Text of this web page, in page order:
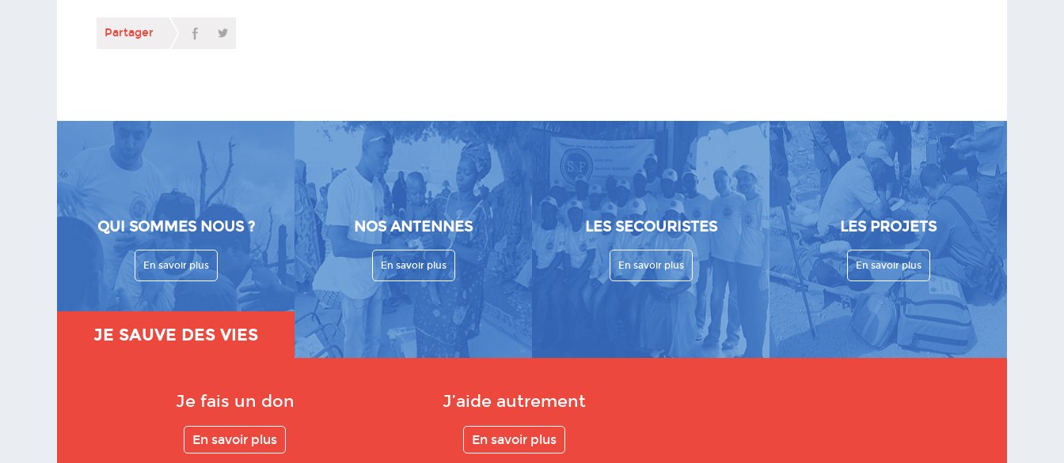
Partager
QUI SOMMES NOUS ?
En savoir plus
NOS ANTENNES
En savoir plus
LES SECOURISTES
En savoir plus
LES PROJETS
En savoir plus
JE SAUVE DES VIES
Je fais un don
En savoir plus
J’aide autrement
En savoir plus